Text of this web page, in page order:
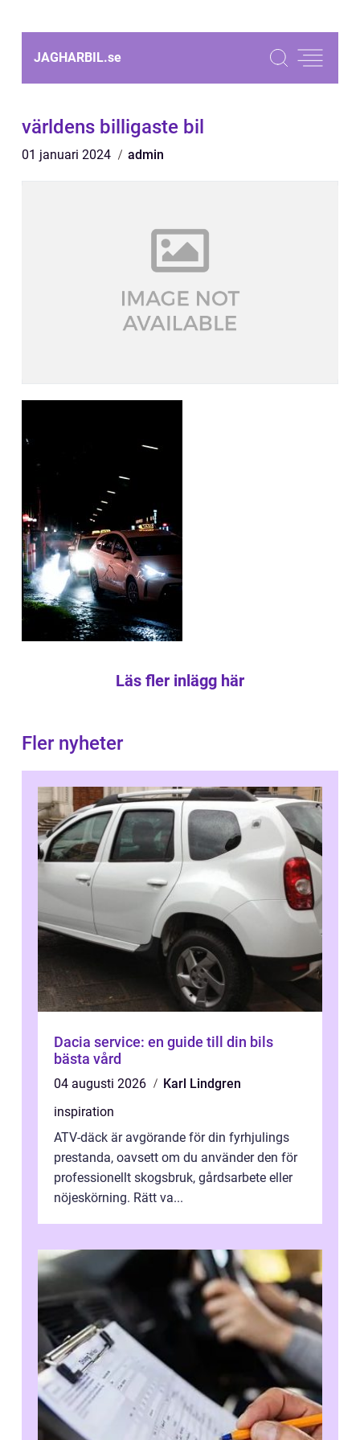
JAGHARBIL.se
världens billigaste bil
01 januari 2024 admin
Läs fler inlägg här
Fler nyheter
Dacia service: en guide till din bils
bästa vård
04 augusti 2026
Karl Lindgren
inspiration
ATV-däck är avgörande för din fyrhjulings
prestanda, oavsett om du använder den för
professionellt skogsbruk, gårdsarbete eller
nöjeskörning. Rätt va...